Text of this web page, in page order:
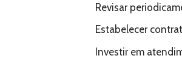
Revisar
Estabelecer
Investir em